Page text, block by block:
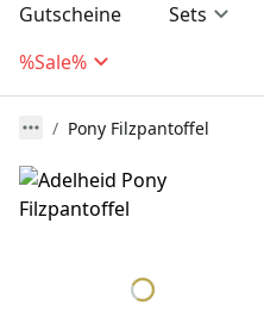
Gutscheine
Sets
%Sale%
Pony Filzpantoffel